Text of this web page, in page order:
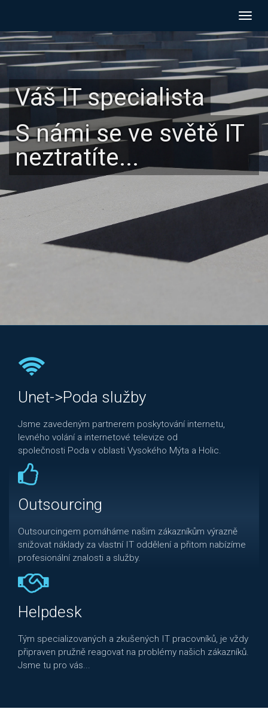
Váš IT specialista
S námi se ve světě IT
neztratíte...
Unet->Poda služby
Jsme zavedeným partnerem poskytování internetu,
levného volání a internetové televize od
společnosti Poda v oblasti Vysokého Mýta a Holic.
Outsourcing
Outsourcingem pomáháme našim zákazníkům výrazně
snižovat náklady za vlastní IT oddělení a přitom nabízíme
profesionální znalosti a služby.
Helpdesk
Tým specializovaných a zkušených IT pracovníků, je vždy
připraven pružně reagovat na problémy našich zákazníků.
Jsme tu pro vás...